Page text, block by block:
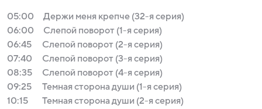
05:00
Держи меня крепче (32-я серия)
06:00
Слепой поворот (1-я серия)
06:45
Слепой поворот (2-я серия)
07:40
Слепой поворот (3-я серия)
08:35
Слепой поворот (4-я серия)
09:25
Темная сторона души (1-я серия)
10:15
Темная сторона души (2-я серия)